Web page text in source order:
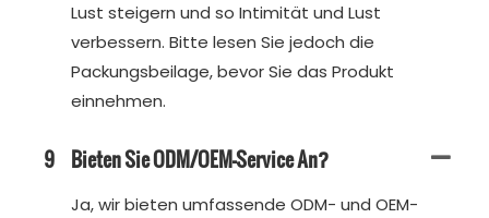
Lust steigern und so Intimität und Lust
verbessern. Bitte lesen Sie jedoch die
Packungsbeilage, bevor Sie das Produkt
einnehmen.
9 Bieten Sie ODM/OEM-Service An?
Ja, wir bieten umfassende ODM- und OEM-